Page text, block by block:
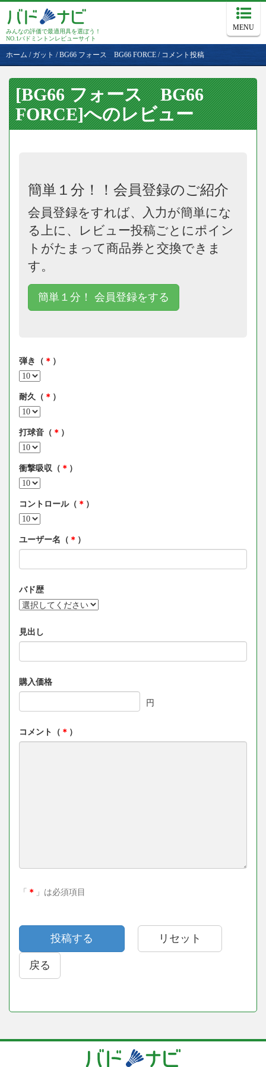
みんなの評価で最適用具を選ぼう！
NO.1バドミントンレビューサイト
MENU
ホーム / ガット /BG66 フォース BG66 FORCE / コメント投稿
[BG66 フォース BG66
FORCE]へのレビュー
簡単１分！！会員登録のご紹介
会員登録をすれば、入力が簡単にな
る上に、レビュー投稿ごとにポイン
トがたまって商品券と交換できま
す。
簡単１分！ 会員登録をする
弾き（ ＊ ）
耐久（ ＊ ）
打球音（ ＊ ）
衝撃吸収（ ＊ ）
コントロール（ ＊ ）
ユーザー名（ ＊ ）
バド歴
見出し
購入価格
円
コメント（ ＊ ）
「 ＊ 」は必須項目
戻る